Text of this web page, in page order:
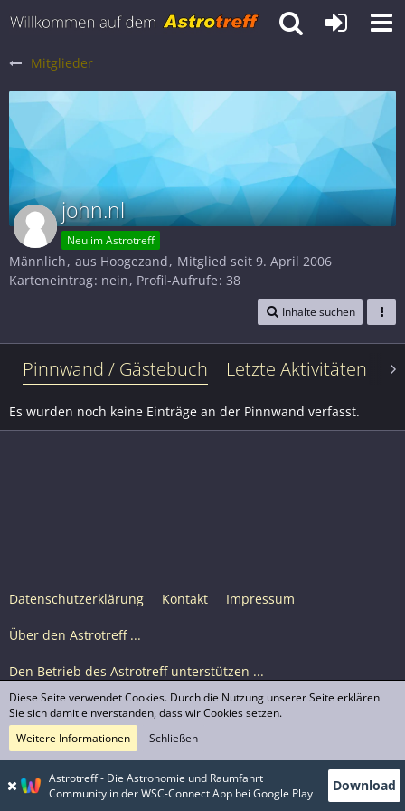
Mitglieder
john.nl
Neu im Astrotreff
Männlich aus Hoogezand
Mitglied seit 9. April 2006
Karteneintrag nein Profil-Aufrufe 38
Inhalte suchen
Pinnwand / Gästebuch Letzte Aktivitäten
Es wurden noch keine Einträge an der Pinnwand verfasst.
Datenschutzerklärung Kontakt Impressum
Über den Astrotreff ...
Den Betrieb des Astrotreff unterstützen ...
Nutzungsbedingungen
© Astrotreff 2001-2026, lizenziert unter CC BY-SA,
sofern für einzelne Inhalte nicht anders angegeben
Astrotreff - Die Astronomie und Raumfahrt
Community in der WSC-Connect App bei Google Play
Download
Diese Seite verwendet Cookies. Durch die Nutzung unserer Seite erklären
Sie sich damit einverstanden, dass wir Cookies setzen.
Weitere Informationen
Schließen